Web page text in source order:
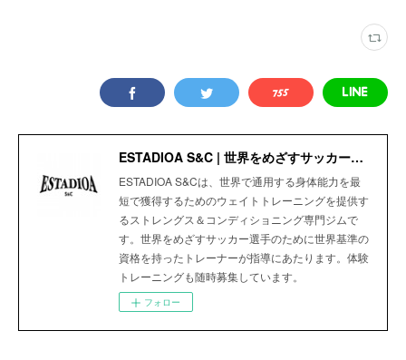
ESTADIOA S&C | 世界をめざすサッカー選手のためのStrength＆Conditioning Gym
ESTADIOA S&Cは、世界で通用する身体能力を最
短で獲得するためのウェイトトレーニングを提供す
るストレングス＆コンディショニング専門ジムで
す。世界をめざすサッカー選手のために世界基準の
資格を持ったトレーナーが指導にあたります。体験
トレーニングも随時募集しています。
フォロー